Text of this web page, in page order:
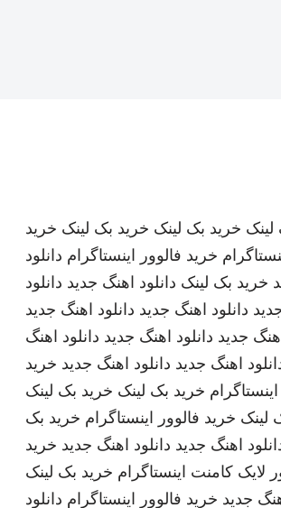
خرید بک لینک خرید بک لینک خرید
خرید فالوور اینستاگرام دانلود
خرید بک لینک دانلود اهنگ جدید دانلود
دانلود اهنگ جدید دانلود اهنگ جدید
جدید دانلود اهنگ جدید دانلود اهنگ
اهنگ جدید دانلود اهنگ جدید خرید
خرید بک لینک خرید بک لینک
لینک خرید فالوور اینستاگرام خرید بک
اهنگ جدید دانلود اهنگ جدید خرید
لایک کامنت اینستاگرام خرید بک لینک
جدید خرید فالوور اینستاگرام دانلود